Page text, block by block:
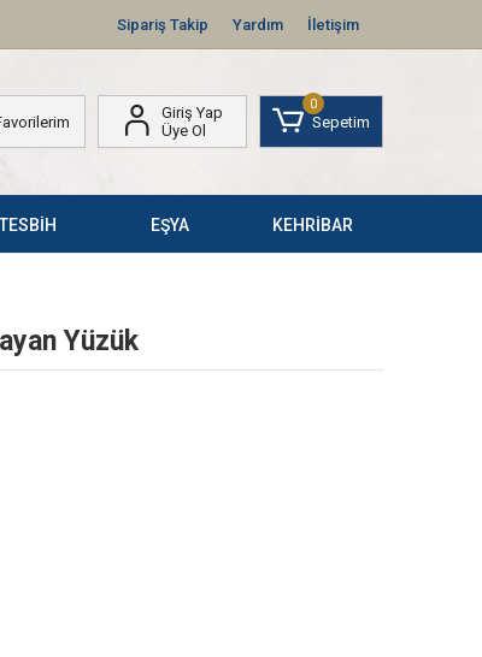
Sipariş Takip Yardım İletişim
Giriş Yap
Üye Ol
0
Sepetim
TESBİH EŞYA KEHRİBAR
Yüzük